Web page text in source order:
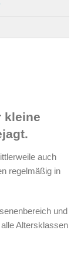
kleine
auch
regelmäßig in
und
Altersklassen